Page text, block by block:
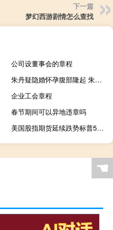
下一篇
梦幻西游剧情怎么查找
公司设董事会的章程
朱丹疑隐婚怀孕腹部隆起 朱丹老公是周一围吗
企业工会章程
春节期间可以异地违章吗
美国股指期货延续跌势标普500指数期货和纳斯达克期货下跌约0.5%道琼斯指数期货下跌0.39%
☚